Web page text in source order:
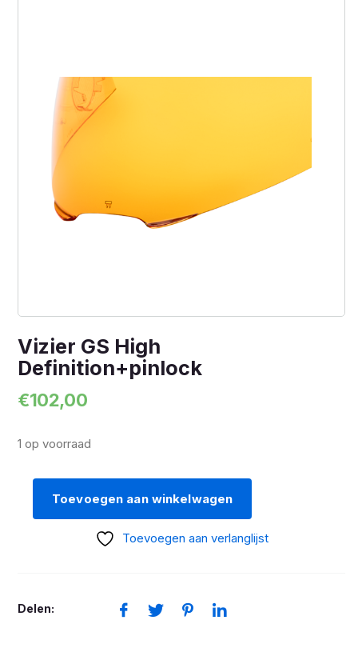
Vizier GS High
Definition+pinlock
€102,00
1 op voorraad
Toevoegen aan winkelwagen
Toevoegen aan verlanglijst
Delen: